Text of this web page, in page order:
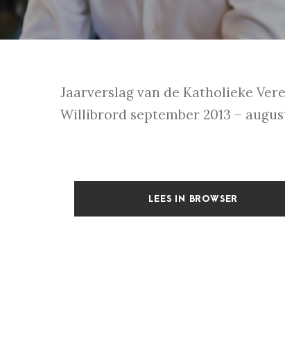
Jaarverslag van de Katholieke
Willibrord september 2013 –
LEES IN BROWSER